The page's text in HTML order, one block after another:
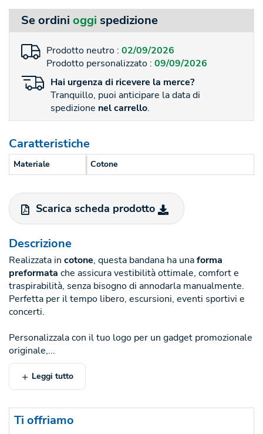
Se ordini oggi spedizione
Prodotto neutro : 02/09/2026
Prodotto personalizzato : 09/09/2026
Hai urgenza di ricevere la merce?
Tranquillo, puoi anticipare la data di
spedizione nel carrello.
Caratteristiche
Materiale Cotone
Scarica scheda prodotto
Descrizione
Realizzata in cotone, questa bandana ha unaforma
preformata che assicura vestibilità ottimale, comfort e
traspirabilità, senza bisogno di annodarla manualmente.
Perfetta per il tempo libero, escursioni, eventi sportivi e
concerti.
Personalizzala con il tuo logo per un gadget promozionale
originale,...
Leggi tutto
Ti offriamo